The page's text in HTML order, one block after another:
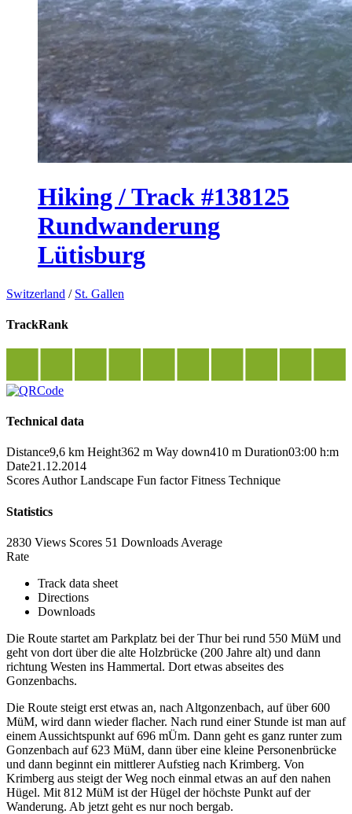
Hiking / Track #138125
Rundwanderung
Lütisburg
Switzerland / St. Gallen
TrackRank
Technical data
Distance9,6 km Height362 m Way down410 m Duration03:00 h:m
Date21.12.2014
Scores Author Landscape Fun factor Fitness Technique
Statistics
2830 Views Scores 51 Downloads Average
Rate
Track data sheet
Directions
Downloads
Die Route startet am Parkplatz bei der Thur bei rund 550 MüM und
geht von dort über die alte Holzbrücke (200 Jahre alt) und dann
richtung Westen ins Hammertal. Dort etwas abseites des
Gonzenbachs.
Die Route steigt erst etwas an, nach Altgonzenbach, auf über 600
MüM, wird dann wieder flacher. Nach rund einer Stunde ist man auf
einem Aussichtspunkt auf 696 mÜm. Dann geht es ganz runter zum
Gonzenbach auf 623 MüM, dann über eine kleine Personenbrücke
und dann beginnt ein mittlerer Aufstieg nach Krimberg. Von
Krimberg aus steigt der Weg noch einmal etwas an auf den nahen
Hügel. Mit 812 MüM ist der Hügel der höchste Punkt auf der
Wanderung. Ab jetzt geht es nur noch bergab.